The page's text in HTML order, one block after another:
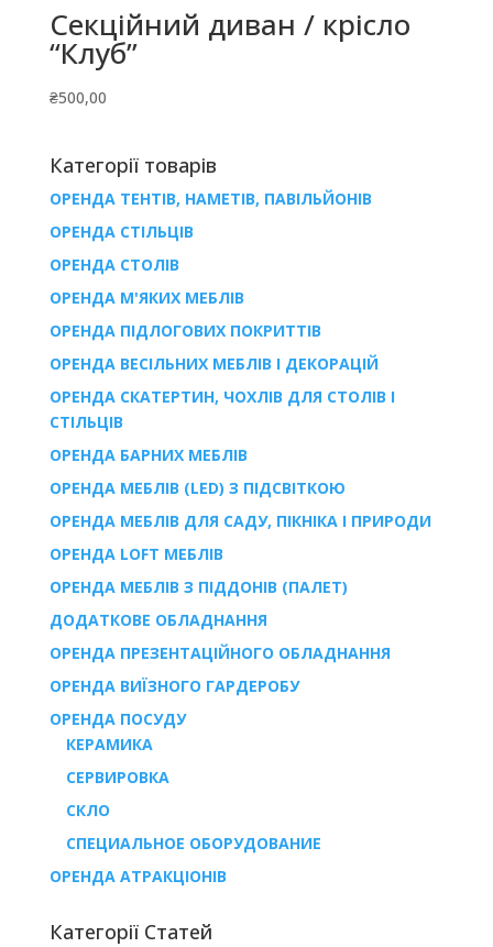
Секційний диван / крісло
“Клуб”
₴500,00
Категорії товарів
ОРЕНДА ТЕНТІВ, НАМЕТІВ, ПАВІЛЬЙОНІВ
ОРЕНДА СТІЛЬЦІВ
ОРЕНДА СТОЛІВ
ОРЕНДА М'ЯКИХ МЕБЛІВ
ОРЕНДА ПІДЛОГОВИХ ПОКРИТТІВ
ОРЕНДА ВЕСІЛЬНИХ МЕБЛІВ І ДЕКОРАЦІЙ
ОРЕНДА СКАТЕРТИН, ЧОХЛІВ ДЛЯ СТОЛІВ І
СТІЛЬЦІВ
ОРЕНДА БАРНИХ МЕБЛІВ
ОРЕНДА МЕБЛІВ (LED) З ПІДСВІТКОЮ
ОРЕНДА МЕБЛІВ ДЛЯ САДУ, ПІКНІКА І ПРИРОДИ
ОРЕНДА LOFT МЕБЛІВ
ОРЕНДА МЕБЛІВ З ПІДДОНІВ (ПАЛЕТ)
ДОДАТКОВЕ ОБЛАДНАННЯ
ОРЕНДА ПРЕЗЕНТАЦІЙНОГО ОБЛАДНАННЯ
ОРЕНДА ВИЇЗНОГО ГАРДЕРОБУ
ОРЕНДА ПОСУДУ
КЕРАМИКА
СЕРВИРОВКА
СКЛО
СПЕЦИАЛЬНОЕ ОБОРУДОВАНИЕ
ОРЕНДА АТРАКЦІОНІВ
Категорії Статей